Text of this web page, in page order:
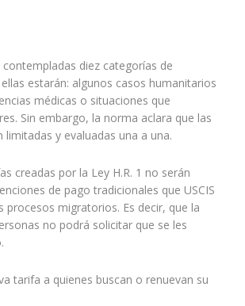
diez categorías de
estarán: algunos casos humanitarios
médicas o situaciones que
Sin embargo, la norma aclara que las
limitadas y evaluadas una a una.
creadas por la Ley H.R. 1 no serán
de pago tradicionales que USCIS
procesos migratorios. Es decir, que la
no podrá solicitar que se les
tarifa a quienes buscan o renuevan su